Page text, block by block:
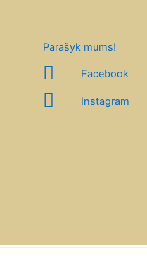
Parašyk mums!
Facebook
Instagram